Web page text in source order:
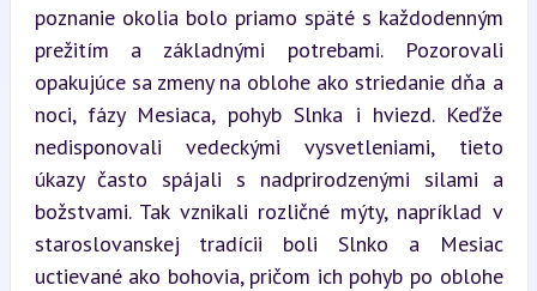
poznanie okolia bolo priamo späté s každodenným
prežitím a základnými potrebami. Pozorovali
opakujúce sa zmeny na oblohe ako striedanie dňa a
noci, fázy Mesiaca, pohyb Slnka i hviezd. Keďže
nedisponovali vedeckými vysvetleniami, tieto
úkazy často spájali s nadprirodzenými silami a
božstvami. Tak vznikali rozličné mýty, napríklad v
staroslovanskej tradícii boli Slnko a Mesiac
uctievané ako bohovia, pričom ich pohyb po oblohe